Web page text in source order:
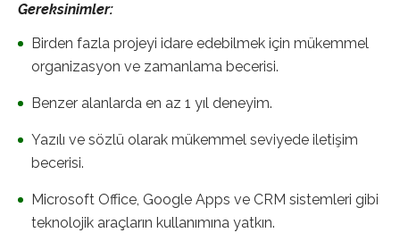
Gereksinimler:
Birden fazla projeyi idare edebilmek için mükemmel
organizasyon ve zamanlama becerisi.
Benzer alanlarda en az 1 yıl deneyim.
Yazılı ve sözlü olarak mükemmel seviyede iletişim
becerisi.
Microsoft Office, Google Apps ve CRM sistemleri gibi
teknolojik araçların kullanımına yatkın.